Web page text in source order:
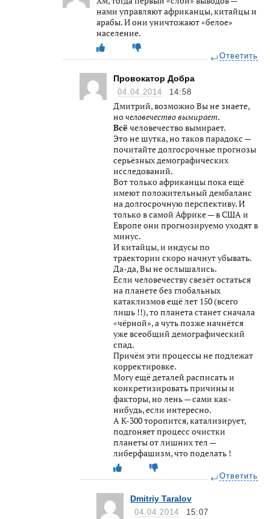
нами управляют африканцы, китайцы и
арабы. И они уничтожают «белое»
население.
Ответить
Провокатор Добра
04.04.2014 14:58
Дмитрий, возможно Вы не знаете,
ночеловечество вымирает.
Всё человечество вымирает.
Это не шутка, но таков парадокс —
почитайте долгосрочные прогнозы
серьёзных демографических
исследований.
Вот только африканцы пока ещё
имеют положительный дембаланс
на долгосрочную перспективу. И
только в самой Африке — в США и
Европе они прогнозируемо уходят в
минус.
И китайцы, и индусы по
траектории скоро начнут убывать.
Да-да, Вы не ослышались.
Если человечеству свезёт остаться
на планете без глобальных
катаклизмов ещё лет 150 (всего
лишь !!), то планета станет сначала
«чёрной», а чуть позже начнётся
уже всеобщий демографический
спад.
Причём эти процессы не подлежат
корректировке.
Могу ещё деталей расписать и
конкретизировать причины и
факторы, но лень — сами как-
нибудь, если интересно.
А К-300 торопится, катализирует,
подгоняет процесс очистки
планеты от лишних тел —
либерфашизм, что поделать !
Ответить
Dmitriy Taralov
04.04.2014 15:07